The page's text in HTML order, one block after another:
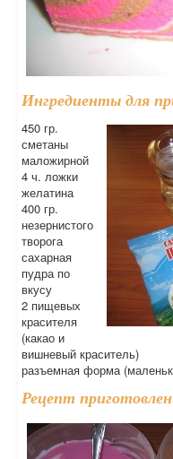
Ингредиенты для
450 гр.
сметаны
маложирной
4 ч. ложки
желатина
400 гр.
незернистого
творога
сахарная
пудра по
вкусу
2 пищевых
красителя
(какао и
вишневый краситель)
разъемная форма
Рецепт